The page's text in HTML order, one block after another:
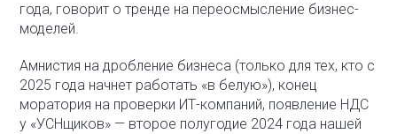
года, говорит о тренде на переосмысление бизнес-
моделей.
Амнистия на дробление бизнеса (только для тех, кто с
2025 года начнет работать «в белую»), конец
моратория на проверки ИТ-компаний, появление НДС
у «УСНщиков» — второе полугодие 2024 года нашей